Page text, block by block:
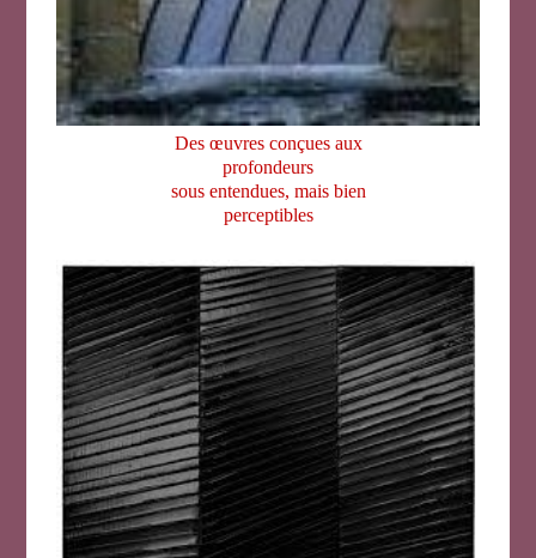
Des œuvres conçues aux
profondeurs
sous entendues, mais bien
perceptibles